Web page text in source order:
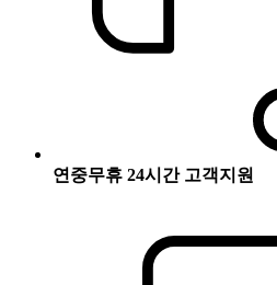
연중무휴 24시간 고객지원